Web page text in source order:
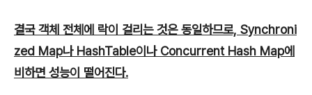
결국 객체 전체에 락이 걸리는 것은 동일하므로, Synchroni
zed Map나 HashTable이나 Concurrent Hash Map에
비하면 성능이 떨어진다.